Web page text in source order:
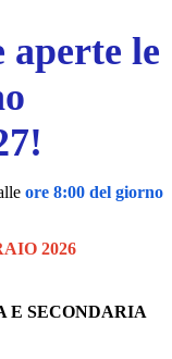
aperte le
ore 8:00 del giorno
2026
E SECONDARIA